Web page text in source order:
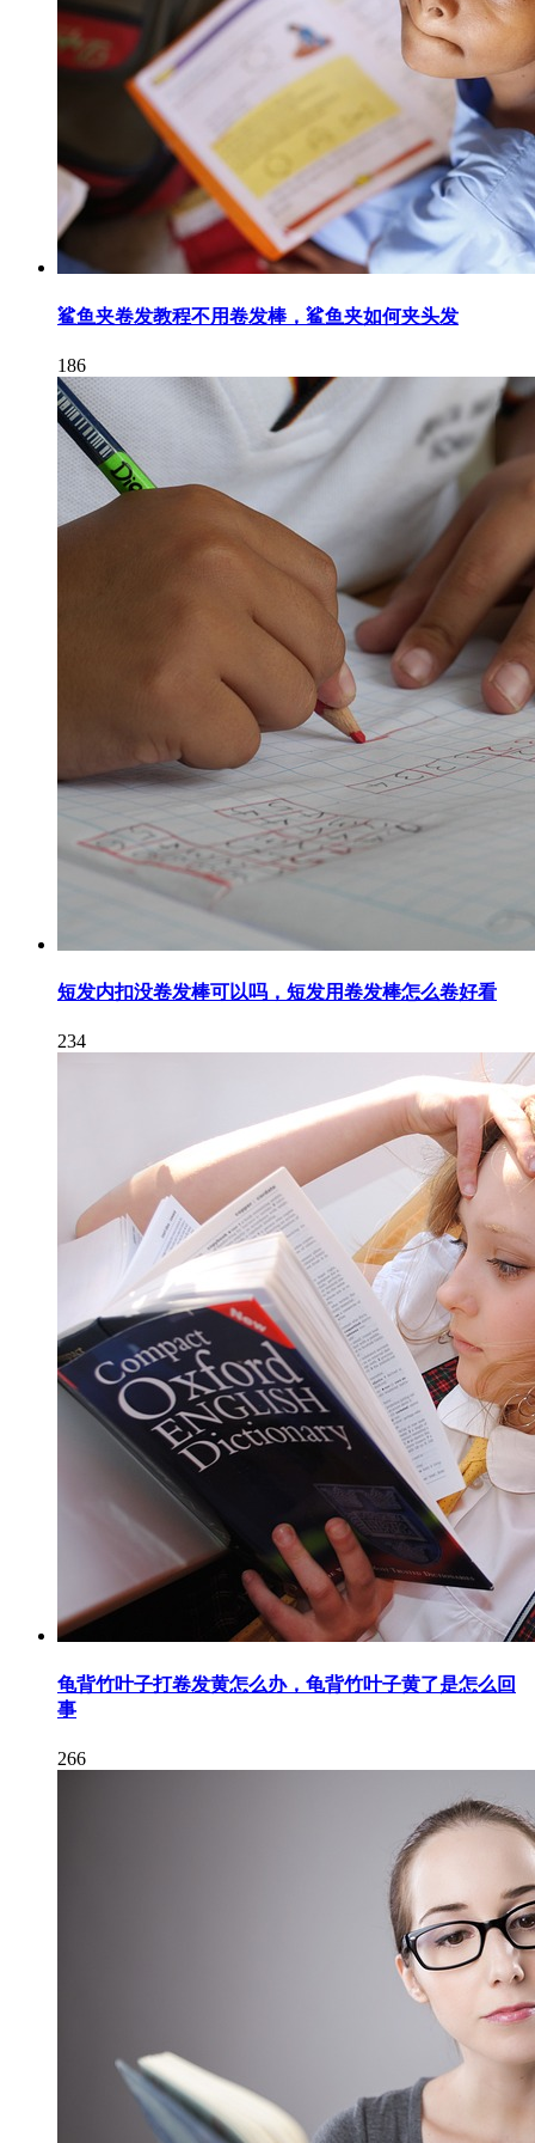
鲨鱼夹卷发教程不用卷发棒，鲨鱼夹如何夹头发
186
短发内扣没卷发棒可以吗，短发用卷发棒怎么卷好看
234
龟背竹叶子打卷发黄怎么办，龟背竹叶子黄了是怎么回
事
266